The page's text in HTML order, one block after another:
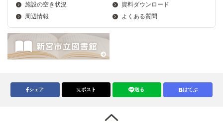
施設の空き状況
資料ダウンロード
周辺情報
よくある質問
シェア ポスト 送る はてぶ